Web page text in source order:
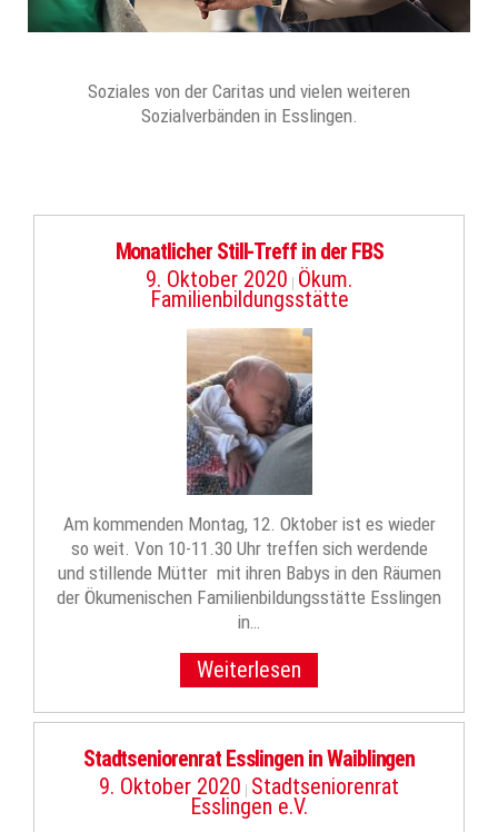
Soziales von der Caritas und vielen weiteren
Sozialverbänden in Esslingen.
Monatlicher Still-Treff in der FBS
9. Oktober 2020 | Ökum.
Familienbildungsstätte
Am kommenden Montag, 12. Oktober ist es wieder
so weit. Von 10-11.30 Uhr treffen sich werdende
und stillende Mütter mit ihren Babys in den Räumen
der Ökumenischen Familienbildungsstätte Esslingen
in…
Weiterlesen
Stadtseniorenrat Esslingen in Waiblingen
9. Oktober 2020 | Stadtseniorenrat
Esslingen e.V.